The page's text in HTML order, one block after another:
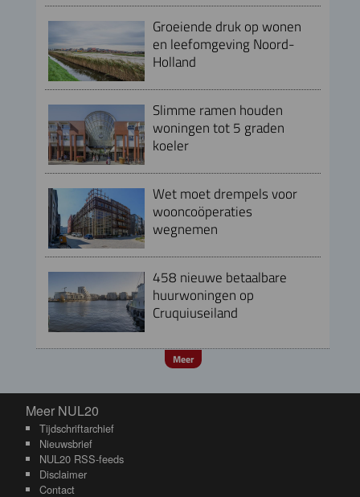
Groeiende druk op wonen
en leefomgeving Noord-
Holland
Slimme ramen houden
woningen tot 5 graden
koeler
Wet moet drempels voor
wooncoöperaties
wegnemen
458 nieuwe betaalbare
huurwoningen op
Cruquiuseiland
Meer
Meer NUL20
Meer NUL20
Tijdschriftarchief
Nieuwsbrief
NUL20 RSS-feeds
Disclaimer
Contact